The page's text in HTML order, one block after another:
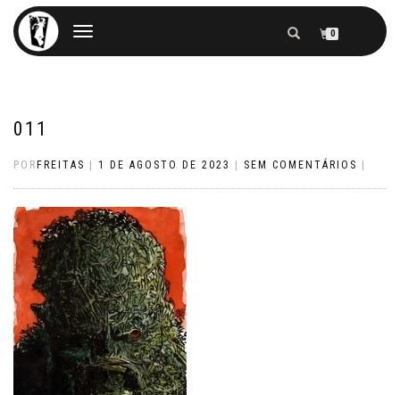
ALTERNAR
0
011
POR FREITAS 1 DE AGOSTO DE 2023 SEM COMENTÁRIOS